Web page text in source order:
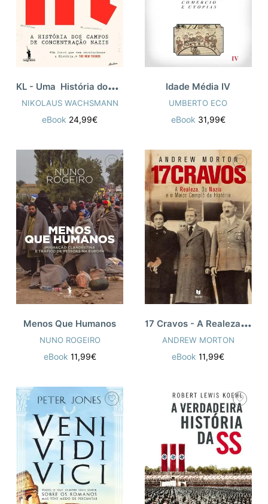
K
L - Uma História dos Campos de Concent
NIKOLAUS WACHSMANN
eBook 24,99€
Idade Média IV
UMBERTO ECO
eBook 31,99€
Menos Que Humanos
NUNO ROGEIRO
eBook 11,99€
1
7 Cravos - A Realeza e os Nazis
ANDREW MORTON
eBook11,99€